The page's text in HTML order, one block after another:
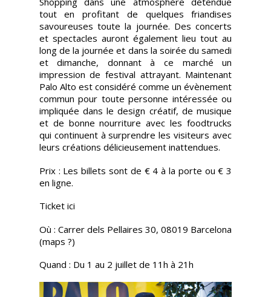
tout en profitant de quelques friandises
savoureuses toute la journée. Des concerts
et spectacles auront également lieu tout au
long de la journée et dans la soirée du samedi
et dimanche, donnant à ce marché un
impression de festival attrayant. Maintenant
Palo Alto est considéré comme un évènement
commun pour toute personne intéressée ou
impliquée dans le design créatif, de musique
et de bonne nourriture avec les foodtrucks
qui continuent à surprendre les visiteurs avec
leurs créations délicieusement inattendues.
Prix : Les billets sont de € 4 à la porte ou € 3
en ligne.
Ticket ici
Où : Carrer dels Pellaires 30, 08019 Barcelona
(maps ?)
Quand : Du 1 au 2 juillet de 11h à 21h